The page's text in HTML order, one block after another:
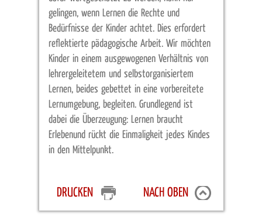
gelingen, wenn Lernen die Rechte und
Bedürfnisse der Kinder achtet. Dies erfordert
reflektierte pädagogische Arbeit. Wir möchten
Kinder in einem ausgewogenen Verhältnis von
lehrergeleitetem und selbstorganisiertem
Lernen, beides gebettet in eine vorbereitete
Lernumgebung, begleiten. Grundlegend ist
dabei die Überzeugung: Lernen braucht
Erlebenund rückt die Einmaligkeit jedes Kindes
in den Mittelpunkt.
NACH OBEN
DRUCKEN